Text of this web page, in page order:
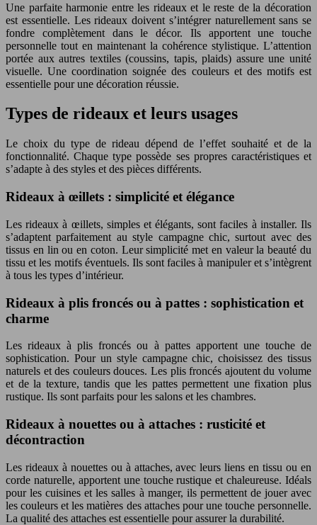
Une parfaite harmonie entre les rideaux et le reste de la décoration
est essentielle. Les rideaux doivent s’intégrer naturellement sans se
fondre complètement dans le décor. Ils apportent une touche
personnelle tout en maintenant la cohérence stylistique. L’attention
portée aux autres textiles (coussins, tapis, plaids) assure une unité
visuelle. Une coordination soignée des couleurs et des motifs est
essentielle pour une décoration réussie.
Types de rideaux et leurs usages
Le choix du type de rideau dépend de l’effet souhaité et de la
fonctionnalité. Chaque type possède ses propres caractéristiques et
s’adapte à des styles et des pièces différents.
Rideaux à œillets : simplicité et élégance
Les rideaux à œillets, simples et élégants, sont faciles à installer. Ils
s’adaptent parfaitement au style campagne chic, surtout avec des
tissus en lin ou en coton. Leur simplicité met en valeur la beauté du
tissu et les motifs éventuels. Ils sont faciles à manipuler et s’intègrent
à tous les types d’intérieur.
Rideaux à plis froncés ou à pattes : sophistication et
charme
Les rideaux à plis froncés ou à pattes apportent une touche de
sophistication. Pour un style campagne chic, choisissez des tissus
naturels et des couleurs douces. Les plis froncés ajoutent du volume
et de la texture, tandis que les pattes permettent une fixation plus
rustique. Ils sont parfaits pour les salons et les chambres.
Rideaux à nouettes ou à attaches : rusticité et
décontraction
Les rideaux à nouettes ou à attaches, avec leurs liens en tissu ou en
corde naturelle, apportent une touche rustique et chaleureuse. Idéals
pour les cuisines et les salles à manger, ils permettent de jouer avec
les couleurs et les matières des attaches pour une touche personnelle.
La qualité des attaches est essentielle pour assurer la durabilité.